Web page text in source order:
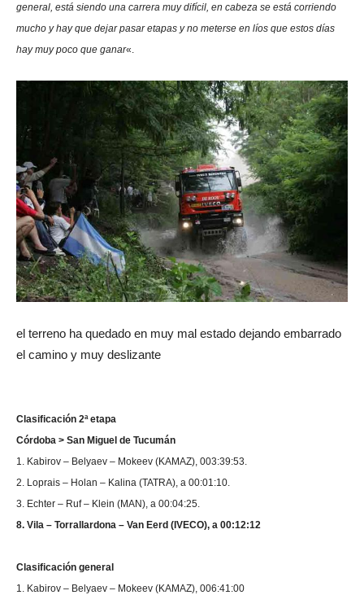
general, está siendo una carrera muy difícil, en cabeza se está corriendo
mucho y hay que dejar pasar etapas y no meterse en líos que estos días
hay muy poco que ganar«.
el terreno ha quedado en muy mal estado dejando embarrado
el camino y muy deslizante
Clasificación 2ª etapa
Córdoba > San Miguel de Tucumán
1. Kabirov – Belyaev – Mokeev (KAMAZ), 003:39:53.
2. Loprais – Holan – Kalina (TATRA), a 00:01:10.
3. Echter – Ruf – Klein (MAN), a 00:04:25.
8. Vila – Torrallardona – Van Eerd (IVECO), a 00:12:12
Clasificación general
1. Kabirov – Belyaev – Mokeev (KAMAZ), 006:41:00